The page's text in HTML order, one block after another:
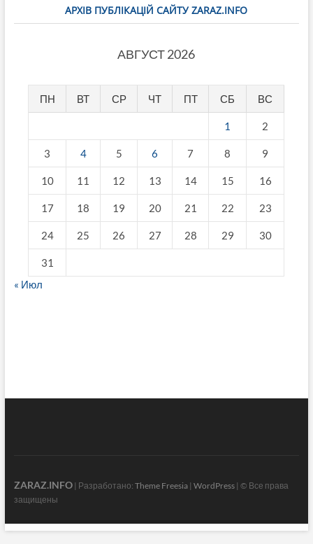
АРХІВ ПУБЛІКАЦІЙ САЙТУ ZARAZ.INFO
АВГУСТ 2026
ПН ВТ СР ЧТ ПТ СБ ВС
1 2
3 4 5 6 7 8 9
10 11 12 13 14 15 16
17 18 19 20 21 22 23
24 25 26 27 28 29 30
31
« Июл
ZARAZ.INFO| Разработано: Theme Freesia| WordPress| © Все права
защищены